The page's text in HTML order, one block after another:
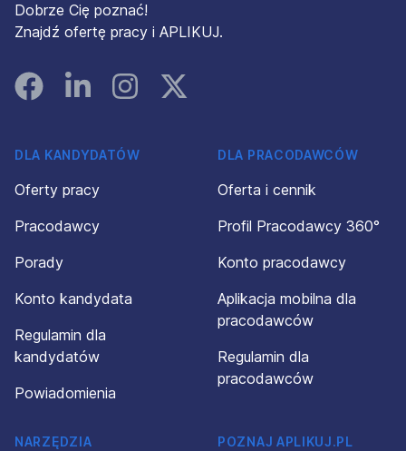
Dobrze Cię poznać!
Znajdź ofertę pracy i APLIKUJ.
FacebookLinked InInstagramInstagram
DLA KANDYDATÓW
Oferty pracy
Pracodawcy
Porady
Konto kandydata
Regulamin dla
kandydatów
Powiadomienia
DLA PRACODAWCÓW
Oferta i cennik
Profil Pracodawcy 360°
Konto pracodawcy
Aplikacja mobilna dla
pracodawców
Regulamin dla
pracodawców
NARZĘDZIA
POZNAJ APLIKUJ.PL